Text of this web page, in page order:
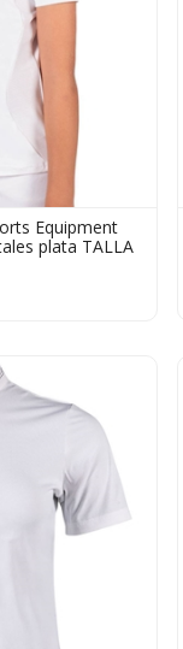
Equipment
plata TALLA